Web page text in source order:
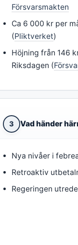
Försvarsmakten
Ca 6 000 kr per
(Pliktverket)
Höjning från 146
Riksdagen (
3 Vad händer
Nya nivåer i
Retroaktiv
Regeringen